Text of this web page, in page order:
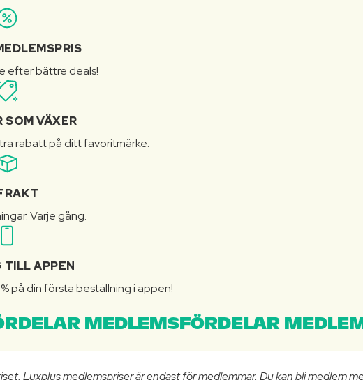
efter bättre deals!
SOM VÄXER
rabatt på ditt favoritmärke.
Varje gång.
TILL APPEN
på din första beställning i appen!
MEDLEMSFÖRDELAR
Luxplus medlemspriser är endast för medlemmar. Du kan bli medlem